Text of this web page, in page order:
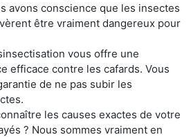
avons conscience que les insectes
être vraiment dangereux pour
vous offre une
efficace contre les cafards. Vous
de ne pas subir les
les causes exactes de votre
? Nous sommes vraiment en